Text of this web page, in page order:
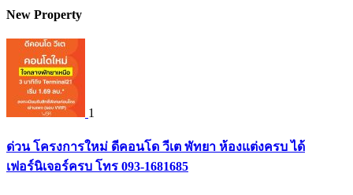
New Property
1
ด่วน โครงการใหม่ ดีคอนโด วีเต พัทยา ห้องแต่งครบ ได้
เฟอร์นิเจอร์ครบ โทร 093-1681685